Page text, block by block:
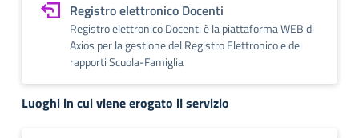
Registro elettronico Docenti
Registro elettronico Docenti è la piattaforma WEB di
Axios per la gestione del Registro Elettronico e dei
rapporti Scuola-Famiglia
Luoghi in cui viene erogato il servizio